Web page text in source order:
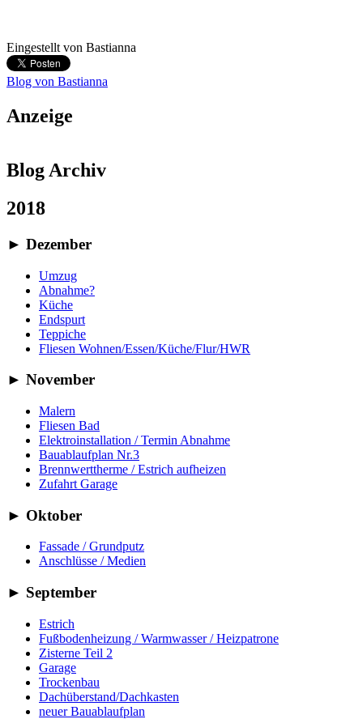
Eingestellt von Bastianna
Blog von Bastianna
Anzeige
Blog Archiv
2018
► Dezember
Umzug
Abnahme?
Küche
Endspurt
Teppiche
Fliesen Wohnen/Essen/Küche/Flur/HWR
► November
Malern
Fliesen Bad
Elektroinstallation / Termin Abnahme
Bauablaufplan Nr.3
Brennwerttherme / Estrich aufheizen
Zufahrt Garage
► Oktober
Fassade / Grundputz
Anschlüsse / Medien
► September
Estrich
Fußbodenheizung / Warmwasser / Heizpatrone
Zisterne Teil 2
Garage
Trockenbau
Dachüberstand/Dachkasten
neuer Bauablaufplan